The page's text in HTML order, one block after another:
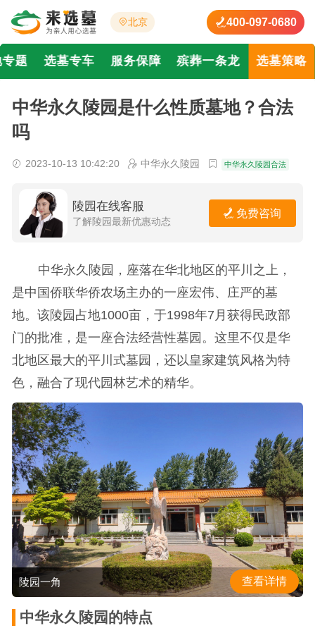
北京 400-097-0680
题 选墓专车 服务保障 殡葬一条龙 选墓策略
中华永久陵园是什么性质墓地？合法
吗
2023-10-13 10:42:20 中华永久陵园 中华永久陵园合法
陵园在线客服
了解陵园最新优惠动态
免费咨询
中华永久陵园，座落在华北地区的平川之上，
是中国侨联华侨农场主办的一座宏伟、庄严的墓
地。该陵园占地1000亩，于1998年7月获得民政部
门的批准，是一座合法经营性墓园。这里不仅是华
北地区最大的平川式墓园，还以皇家建筑风格为特
色，融合了现代园林艺术的精华。
陵园一角 查看详情
中华永久陵园的特点